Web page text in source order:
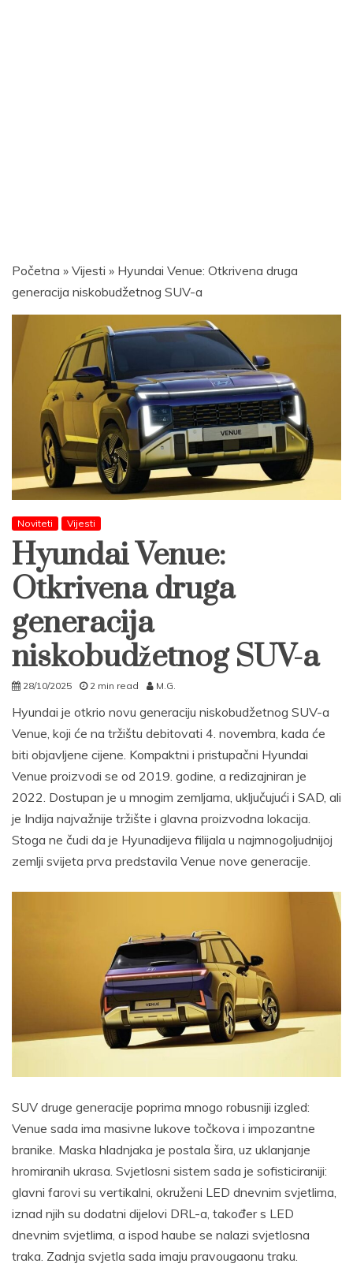
Početna » Vijesti » Hyundai Venue: Otkrivena druga
generacija niskobudžetnog SUV-a
Noviteti Vijesti
Hyundai Venue:
Otkrivena druga
generacija
niskobudžetnog SUV-a
28/10/2025 2 min read M.G.
Hyundai je otkrio novu generaciju niskobudžetnog SUV-a
Venue, koji će na tržištu debitovati 4. novembra, kada će
biti objavljene cijene. Kompaktni i pristupačni Hyundai
Venue proizvodi se od 2019. godine, a redizajniran je
2022. Dostupan je u mnogim zemljama, uključujući i SAD, ali
je Indija najvažnije tržište i glavna proizvodna lokacija.
Stoga ne čudi da je Hyunadijeva filijala u najmnogoljudnijoj
zemlji svijeta prva predstavila Venue nove generacije.
SUV druge generacije poprima mnogo robusniji izgled:
Venue sada ima masivne lukove točkova i impozantne
branike. Maska hladnjaka je postala šira, uz uklanjanje
hromiranih ukrasa. Svjetlosni sistem sada je sofisticiraniji:
glavni farovi su vertikalni, okruženi LED dnevnim svjetlima,
iznad njih su dodatni dijelovi DRL-a, također s LED
dnevnim svjetlima, a ispod haube se nalazi svjetlosna
traka. Zadnja svjetla sada imaju pravougaonu traku.